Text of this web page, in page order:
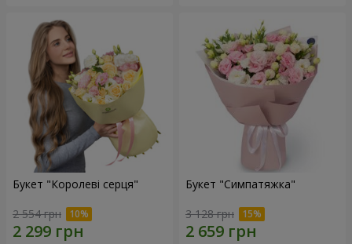
Букет "Королеві серця"
2 554 грн
Букет "Симпатяжка"
3 128 грн